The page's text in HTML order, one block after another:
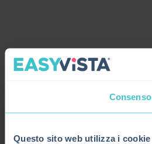
Consenso
Questo sito web utilizza i cookie